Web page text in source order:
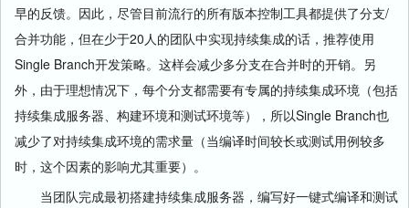
早的反馈。因此，尽管目前流行的所有版本控制工具都提供了分支/
合并功能，但在少于20人的团队中实现持续集成的话，推荐使用
Single Branch开发策略。这样会减少多分支在合并时的开销。另
外，由于理想情况下，每个分支都需要有专属的持续集成环境（包括
持续集成服务器、构建环境和测试环境等），所以Single Branch也
减少了对持续集成环境的需求量（当编译时间较长或测试用例较多
时，这个因素的影响尤其重要）。
当团队完成最初搭建持续集成服务器，编写好一键式编译和测试